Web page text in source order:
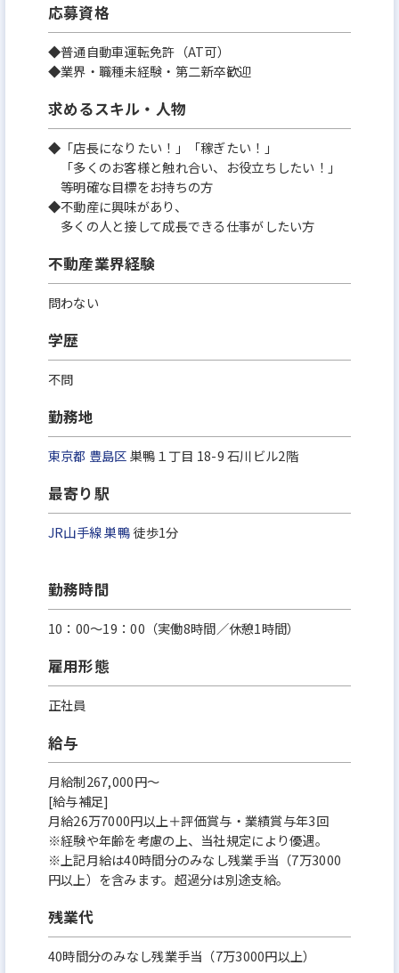
応募資格
◆普通自動車運転免許（AT可）
◆業界・職種未経験・第二新卒歓迎
求めるスキル・人物
◆「店長になりたい！」「稼ぎたい！」
「多くのお客様と触れ合い、お役立ちしたい！」
等明確な目標をお持ちの方
◆不動産に興味があり、
多くの人と接して成長できる仕事がしたい方
不動産業界経験
問わない
学歴
不問
勤務地
東京都 豊島区巣鴨１丁目 18-9 石川ビル2階
最寄り駅
JR山手線巣鴨徒歩1分
勤務時間
10：00～19：00（実働8時間／休憩1時間）
雇用形態
正社員
給与
月給制267,000円～
[給与補足]
月給26万7000円以上＋評価賞与・業績賞与年3回
※経験や年齢を考慮の上、当社規定により優遇。
※上記月給は40時間分のみなし残業手当（7万3000
円以上）を含みます。超過分は別途支給。
残業代
40時間分のみなし残業手当（7万3000円以上）